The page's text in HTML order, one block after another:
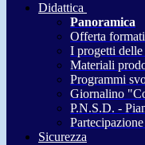
Didattica
Panoramica
Offerta
I progetti delle
Materiali
Programmi
Giornalino
P.N.S.D. -
Sicurezza